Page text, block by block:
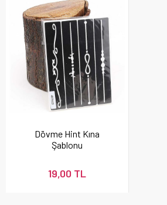
Dövme Hint Kına
Şablonu
19,00 TL